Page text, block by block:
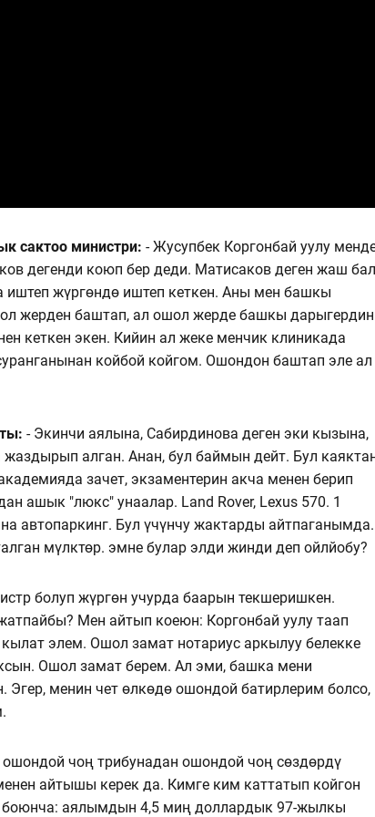
сактоо министри: - Жусупбек Коргонбай уулу
дегенди коюп бер деди. Матисаков деген жаш
иштеп жүргөндө иштеп кеткен. Аны мен башкы
жерден баштап, ал ошол жерде башкы дарыгердин
кеткен экен. Кийин ал жеке менчик клиникада
койбой койгом. Ошондон баштап эле ал
- Экинчи аялына, Сабирдинова деген эки кызына,
алган. Анан, бул баймын дейт. Бул
зачет, экзаментерин акча менен берип
ашык "люкс" унаалар. Land Rover, Lexus 570. 1
автопаркинг. Бул үчүнчу жактарды айтпаганымда.
мүлктөр. эмне булар элди жинди деп ойлйобу?
болуп жүргөн учурда баарын текшеришкен.
Мен айтып коеюн: Коргонбай уулу таап
элем. Ошол замат нотариус аркылуу белекке
Ошол замат берем. Ал эми, башка мени
менин чет өлкөдө ошондой батирлерим болсо,
чоң трибунадан ошондой чоң сөздөрдү
айтышы керек да. Кимге ким каттатып койгон
боюнча: аялымдын 4,5 миң доллардык 97-жылкы